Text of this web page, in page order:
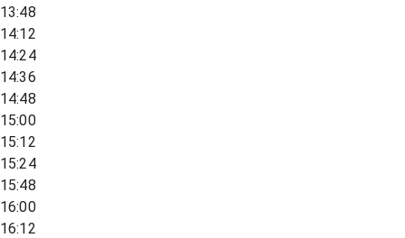
13:48
14:12
14:24
14:36
14:48
15:00
15:12
15:24
15:48
16:00
16:12